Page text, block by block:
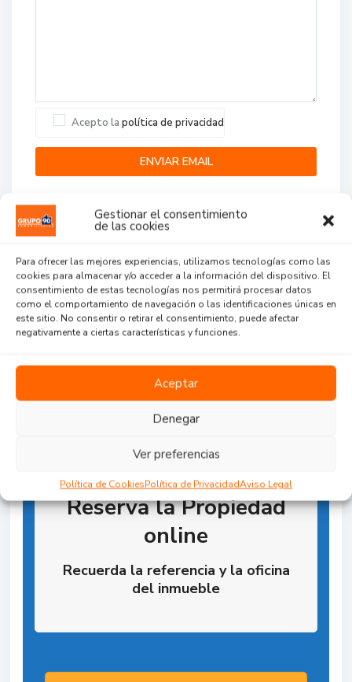
Gestionar el consentimiento
de las cookies
Para ofrecer las mejores experiencias, utilizamos tecnologías como las
cookies para almacenar y/o acceder a la información del dispositivo. El
consentimiento de estas tecnologías nos permitirá procesar datos
como el comportamiento de navegación o las identificaciones únicas en
este sitio. No consentir o retirar el consentimiento, puede afectar
negativamente a ciertas características y funciones.
Aceptar
Denegar
Ver preferencias
Política de CookiesPolítica de PrivacidadAviso Legal
Acepto la política de privacidad
Agent Reviews
...
Reserva la Propiedad
online
Recuerda la referencia y la oficina
del inmueble